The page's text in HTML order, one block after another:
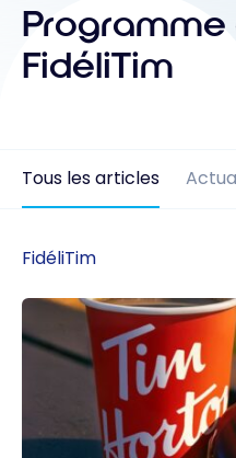
FidéliTim
Tous les articles
FidéliTim